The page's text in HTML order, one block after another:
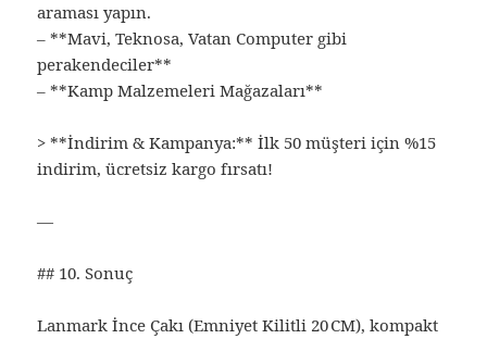
araması yapın.
– **Mavi, Teknosa, Vatan Computer gibi
perakendeciler**
– **Kamp Malzemeleri Mağazaları**
> **İndirim & Kampanya:** İlk 50 müşteri için %15
indirim, ücretsiz kargo fırsatı!
—
## 10. Sonuç
Lanmark İnce Çakı (Emniyet Kilitli 20 CM), kompakt